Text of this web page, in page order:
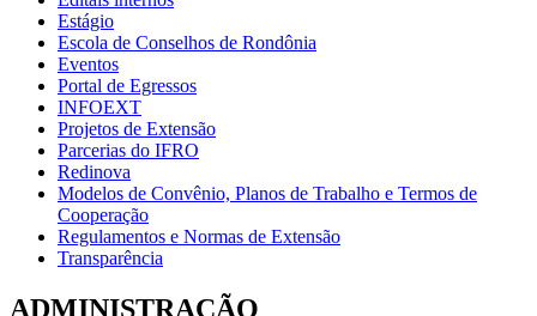
Estágio
Escola de Conselhos de Rondônia
Eventos
Portal de Egressos
INFOEXT
Projetos de Extensão
Parcerias do IFRO
Redinova
Modelos de Convênio, Planos de Trabalho e Termos de
Cooperação
Regulamentos e Normas de Extensão
Transparência
ADMINISTRAÇÃO